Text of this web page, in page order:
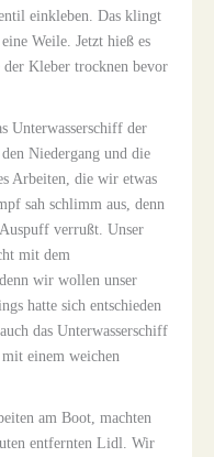
einkleben. Das klingt
Weile. Jetzt hieß es
der Kleber trocknen bevor
Unterwasserschiff der
Niedergang und die
Arbeiten, die wir etwas
sah schlimm aus, denn
verrußt. Unser
mit dem
wir wollen unser
hatte sich entschieden
das Unterwasserschiff
einem weichen
am Boot, machten
entfernten Lidl. Wir